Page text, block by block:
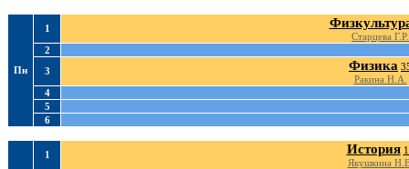
Пн
1
Старцева Г.Р.
2
3
Физика
Ракина Н.А.
4
5
6
1 История
Якушкина